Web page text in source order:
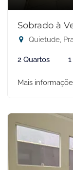
Sobrado à
Quietude,
2 Quartos
Mais